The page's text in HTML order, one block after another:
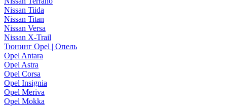
Nissan Tiida
Nissan Titan
Nissan Versa
Nissan X-Trail
Тюнинг Opel | Опель
Opel Antara
Opel Astra
Opel Corsa
Opel Insignia
Opel Meriva
Opel Mokka